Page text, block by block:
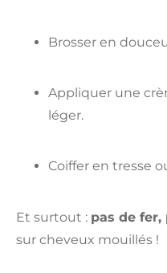
Brosser en
Appliquer une
léger.
Coiffer en tresse
Et surtout : pas de fer,
sur cheveux mouillés !